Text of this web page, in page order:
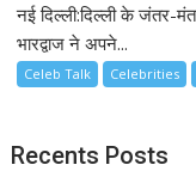
नई दिल्ली:दिल्ली के जंतर-
भारद्वाज ने अपने...
Celeb Talk Celebrities
Recents Posts